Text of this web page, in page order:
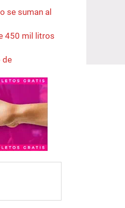
se suman al
450 mil litros
de